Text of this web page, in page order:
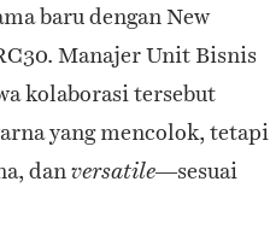
baru dengan New
Manajer Unit Bisnis
kolaborasi tersebut
yang mencolok, tetapi
danversatile—sesuai